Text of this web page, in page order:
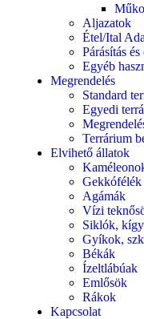
Aljazatok
Étel/Ital
Párásítás
Egyéb
Megrendelés
Standard
Egyedi
Terrárium
Elvihető állatok
Gekkófélék
Agámák
Vízi
Siklók,
Gyíkok,
Békák
Ízeltlábúak
Emlősök
Rákok
Kapcsolat